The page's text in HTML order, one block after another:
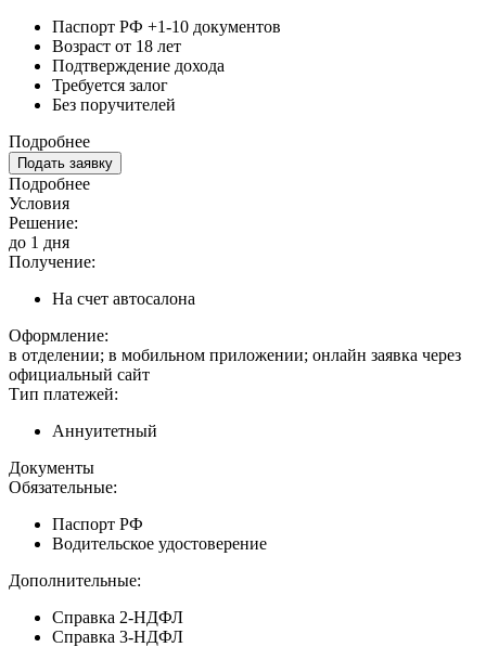
Паспорт РФ +1-10 документов
Возраст от 18 лет
Подтверждение дохода
Требуется залог
Без поручителей
Подробнее
Подать заявку
Подробнее
Условия
Решение:
до 1 дня
Получение:
На счет автосалона
Оформление:
в отделении; в мобильном приложении; онлайн заявка через
официальный сайт
Тип платежей:
Аннуитетный
Документы
Обязательные:
Паспорт РФ
Водительское удостоверение
Дополнительные:
Справка 2-НДФЛ
Справка 3-НДФЛ